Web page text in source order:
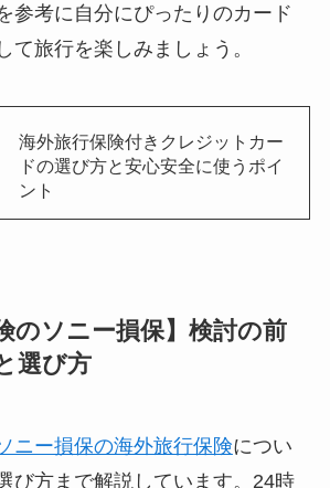
参考に自分にぴったりのカード
て旅行を楽しみましょう。
海外旅行保険付きクレジットカー
ドの選び方と安心安全に使うポイ
ント
のソニー損保】検討の前
選び方
ニー損保の海外旅行保険につい
び方まで解説しています。24時